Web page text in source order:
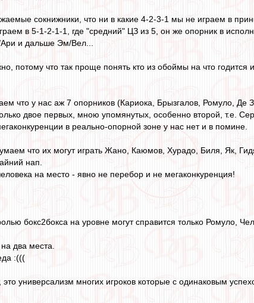
сокнижники, что ни в какие 4-2-3-1 мы не играем в
в 5-1-2-1-1, где "средний" ЦЗ из 5, он же опорник в
и дальше Эм/Вел...
потому что так проще понять кто из обоймы на что
что у нас аж 7 опорников (Кариока, Брызгалов, Ромуло,
двое первых, мною упомянутых, особенно второй, т.е.
в реально-опорной зоне у нас нет и в помине.
что их могут играть Жано, Каюмов, Хурадо, Биля, Як,
нап.
на место - явно не перебор и не мегаконкуренция!
бокс2бокса на уровне могут справится только Ромуло,
два места.
:(((
это универсализм многих игроков которые с одинаковым